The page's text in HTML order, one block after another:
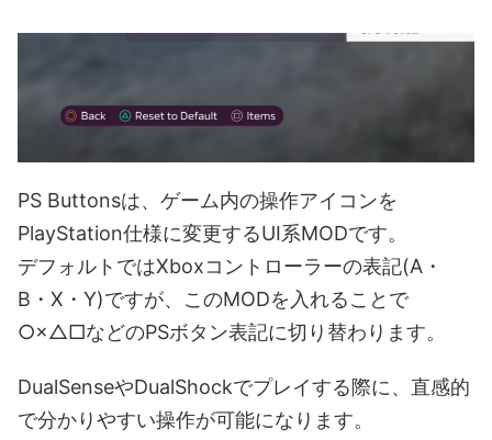
PS Buttonsは、ゲーム内の操作アイコンを
PlayStation仕様に変更するUI系MODです。
デフォルトではXboxコントローラーの表記(A・
B・X・Y)ですが、このMODを入れることで
○×△□などのPSボタン表記に切り替わります。
DualSenseやDualShockでプレイする際に、直感的
で分かりやすい操作が可能になります。